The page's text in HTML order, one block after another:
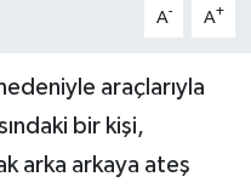
A- A+
araçlarıyla
bir kişi,
arka arkaya ateş